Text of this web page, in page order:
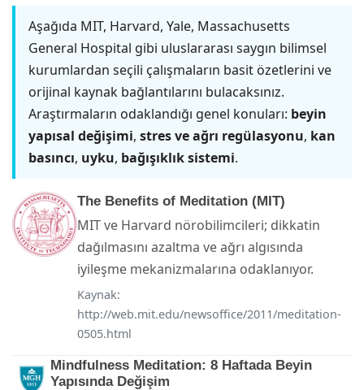
Aşağıda MIT, Harvard, Yale, Massachusetts
General Hospital gibi uluslararası saygın bilimsel
kurumlardan seçili çalışmaların basit özetlerini ve
orijinal kaynak bağlantılarını bulacaksınız.
Araştırmaların odaklandığı genel konuları: beyin
yapısal değişimi, stres ve ağrı regülasyonu, kan
basıncı, uyku, bağışıklık sistemi.
The Benefits of Meditation (MIT)
MIT ve Harvard nörobilimcileri; dikkatin
dağılmasını azaltma ve ağrı algısında
iyileşme mekanizmalarına odaklanıyor.
Kaynak:
http://web.mit.edu/newsoffice/2011/meditation-
0505.html
Mindfulness Meditation: 8 Haftada Beyin
Yapısında Değişim